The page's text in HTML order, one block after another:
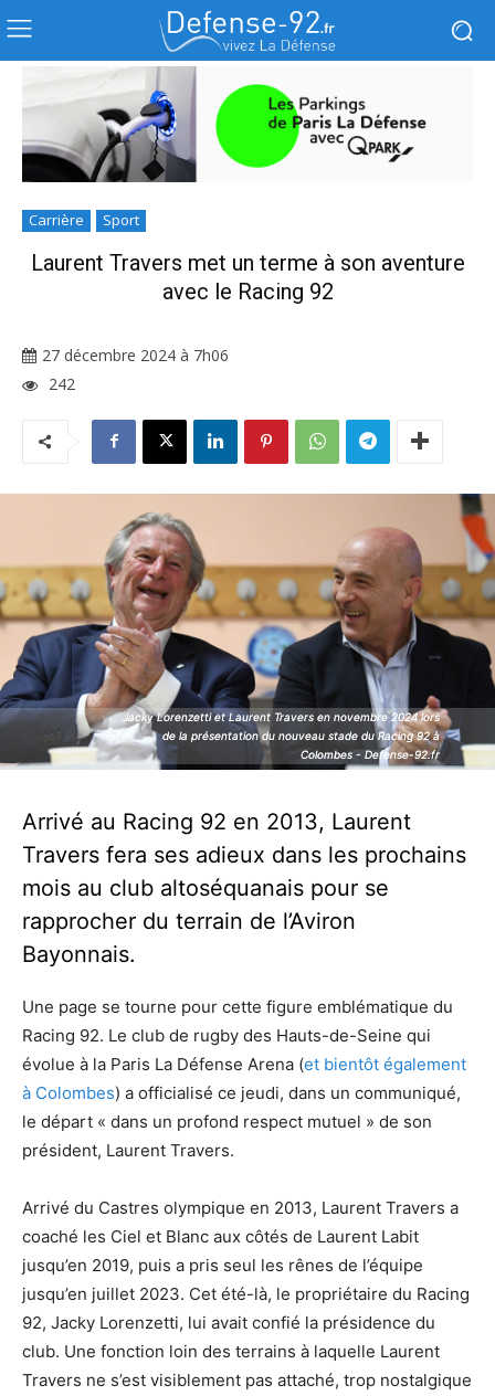
Carrière Sport
Laurent Travers met un terme à son aventure
avec le Racing 92
27 décembre 2024 à 7h06
242
Jacky Lorenzetti et Laurent Travers en novembre 2024 lors
de la présentation du nouveau stade du Racing 92 à
Colombes - Defense-92.fr
Jacky Lorenzetti et Laurent Travers en novembre 2024 lors
de la présentation du nouveau stade du Racing 92 à
Colombes - Defense-92.fr
Arrivé au Racing 92 en 2013, Laurent
Travers fera ses adieux dans les prochains
mois au club altoséquanais pour se
rapprocher du terrain de l’Aviron
Bayonnais.
Une page se tourne pour cette figure emblématique du
Racing 92. Le club de rugby des Hauts-de-Seine qui
évolue à la Paris La Défense Arena (et bientôt également
à Colombes) a officialisé ce jeudi, dans un communiqué,
le départ « dans un profond respect mutuel » de son
président, Laurent Travers.
Arrivé du Castres olympique en 2013, Laurent Travers a
coaché les Ciel et Blanc aux côtés de Laurent Labit
jusqu’en 2019, puis a pris seul les rênes de l’équipe
jusqu’en juillet 2023. Cet été-là, le propriétaire du Racing
92, Jacky Lorenzetti, lui avait confié la présidence du
club. Une fonction loin des terrains à laquelle Laurent
Travers ne s’est visiblement pas attaché, trop nostalgique